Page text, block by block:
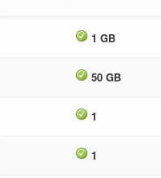
1 GB
50 GB
1
1